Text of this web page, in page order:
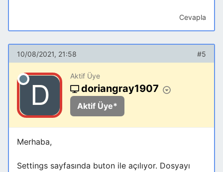
Cevapla
10/08/2021, 21:58 #5
Aktif Üye
doriangray1907
Aktif Üye*
Merhaba,
Settings sayfasında buton ile açılıyor. Dosyayı